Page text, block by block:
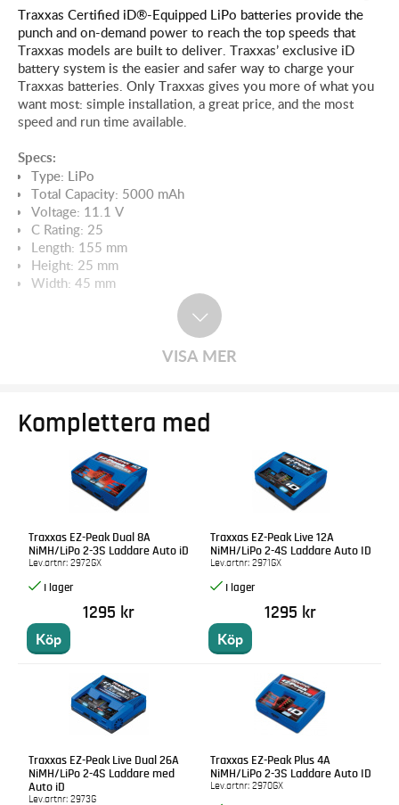
Traxxas Certified iD®-Equipped LiPo batteries provide the
punch and on-demand power to reach the top speeds that
Traxxas models are built to deliver. Traxxas’ exclusive iD
battery system is the easier and safer way to charge your
Traxxas batteries. Only Traxxas gives you more of what you
want most: simple installation, a great price, and the most
speed and run time available.
Specs:
Type: LiPo
Total Capacity: 5000 mAh
Voltage: 11.1 V
C Rating: 25
Length: 155 mm
Height: 25 mm
Width: 45 mm
VISA MER
Komplettera med
Traxxas EZ-Peak Dual 8A
NiMH/LiPo 2-3S Laddare Auto iD
Lev.artnr: 2972GX
1295 kr
Köp
Traxxas EZ-Peak Live 12A
NiMH/LiPo 2-4S Laddare Auto ID
Lev.artnr: 2971GX
1295 kr
Köp
Traxxas EZ-Peak Live Dual 26A
NiMH/LiPo 2-4S Laddare med
Auto iD
Lev.artnr: 2973G
Traxxas EZ-Peak Plus 4A
NiMH/LiPo 2-3S Laddare Auto ID
Lev.artnr: 2970GX